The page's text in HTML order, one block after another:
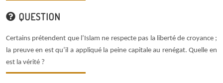
QUESTION
Certains prétendent que l’Islam ne respecte pas la liberté de croyance ;
la preuve en est qu’il a appliqué la peine capitale au renégat. Quelle en
est la vérité ?